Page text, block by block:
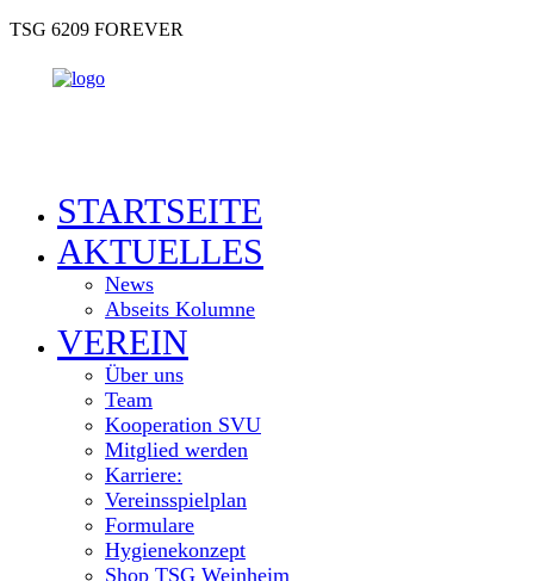
TSG 6209 FOREVER
STARTSEITE
AKTUELLES
News
Abseits Kolumne
VEREIN
Über uns
Team
Kooperation SVU
Mitglied werden
Karriere:
Vereinsspielplan
Formulare
Hygienekonzept
Shop TSG Weinheim